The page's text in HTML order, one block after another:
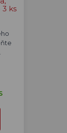
ks